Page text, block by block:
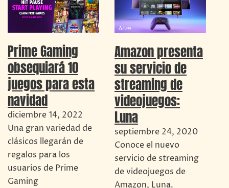
Prime Gaming
obsequiará 10
juegos para esta
navidad
diciembre 14, 2022
Una gran variedad de
clásicos llegarán de
regalos para los
usuarios de Prime
Gaming
Amazon presenta
su servicio de
streaming de
videojuegos:
Luna
septiembre 24, 2020
Conoce el nuevo
servicio de streaming
de videojuegos de
Amazon, Luna.